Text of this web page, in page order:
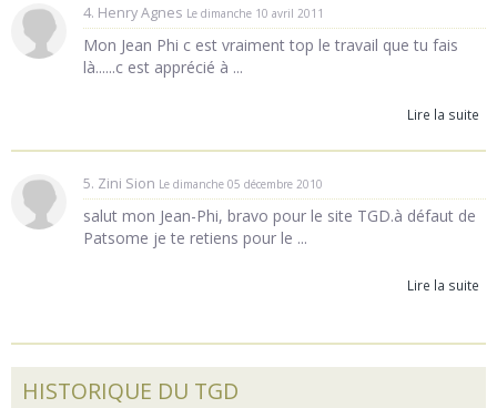
4. Henry Agnes Le dimanche 10 avril 2011
Mon Jean Phi c est vraiment top le travail que tu fais
là......c est apprécié à ...
Lire la suite
5. Zini Sion Le dimanche 05 décembre 2010
salut mon Jean-Phi, bravo pour le site TGD.à défaut de
Patsome je te retiens pour le ...
Lire la suite
HISTORIQUE DU TGD